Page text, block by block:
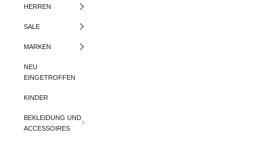
HERREN
SALE
MARKEN
NEU
EINGETROFFEN
KINDER
BEKLEIDUNG UND
ACCESSOIRES